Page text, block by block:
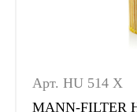
Арт. HU 514 X
MANN-FILTER